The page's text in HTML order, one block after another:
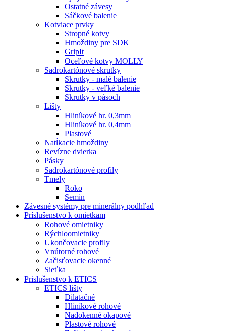
Ostatné závesy
Sáčkové balenie
Kotviace prvky
Stropné kotvy
Hmoždiny pre SDK
GripIt
Oceľové kotvy MOLLY
Sadrokartónové skrutky
Skrutky - malé balenie
Skrutky - veľké balenie
Skrutky v pásoch
Lišty
Hliníkové hr. 0,3mm
Hliníkové hr. 0,4mm
Plastové
Natĺkacie hmoždiny
Revízne dvierka
Pásky
Sadrokartónové profily
Tmely
Roko
Semin
Závesné systémy pre minerálny podhľad
Príslušenstvo k omietkam
Rohové omietniky
Rýchloomietniky
Ukončovacie profily
Vnútorné rohové
Začisťovacie okenné
Sieťka
Prislušenstvo k ETICS
ETICS lišty
Dilatačné
Hliníkové rohové
Nadokenné okapové
Plastové rohové